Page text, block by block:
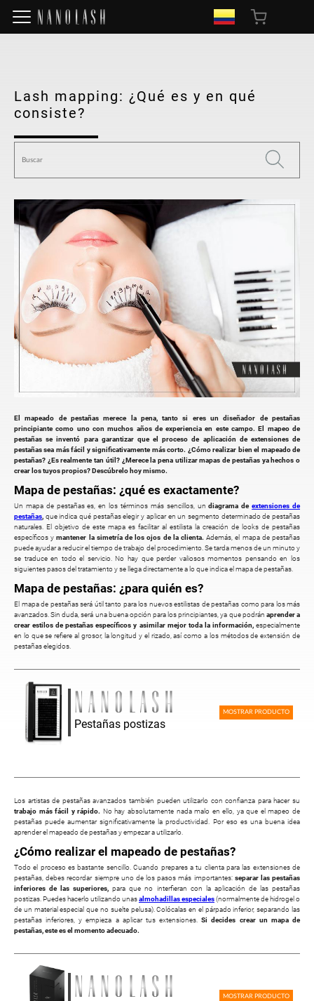
Lash mapping: ¿Qué es y en qué
consiste?
El mapeado de pestañas merece la pena, tanto si eres un diseñador de pestañas
principiante como uno con muchos años de experiencia en este campo. El mapeo de
pestañas se inventó para garantizar que el proceso de aplicación de extensiones de
pestañas sea más fácil y significativamente más corto. ¿Cómo realizar bien el mapeado de
pestañas? ¿Es realmente tan útil? ¿Merece la pena utilizar mapas de pestañas ya hechos o
crear los tuyos propios? Descúbrelo hoy mismo.
Mapa de pestañas: ¿qué es exactamente?
Un mapa de pestañas es, en los términos más sencillos, undiagrama deextensiones de
pestañas, que indica qué pestañas elegir y aplicar en un segmento determinado de pestañas
naturales. El objetivo de este mapa es facilitar al estilista la creación de looks de pestañas
específicos ymantener la simetría de los ojos de la clienta. Además, el mapa de pestañas
puede ayudar a reducir el tiempo de trabajo del procedimiento. Se tarda menos de un minuto y
se traduce en todo el servicio. No hay que perder valiosos momentos pensando en los
siguientes pasos del tratamiento y se llega directamente a lo que indica el mapa de pestañas.
Mapa de pestañas: ¿para quién es?
El mapa de pestañas será útil tanto para los nuevos estilistas de pestañas como para los más
avanzados. Sin duda, será una buena opción para los principiantes, ya que podrán aprender a
crear estilos de pestañas específicos y asimilar mejor toda la información,especialmente
en lo que se refiere al grosor, la longitud y el rizado, así como a los métodos de extensión de
pestañas elegidos.
Pestañas postizas
MOSTRAR PRODUCTO
Los artistas de pestañas avanzados también pueden utilizarlo con confianza para hacer su
trabajo más fácil y rápido. No hay absolutamente nada malo en ello, ya que el mapeo de
pestañas puede aumentar significativamente la productividad. Por eso es una buena idea
aprender el mapeado de pestañas y empezar a utilizarlo.
¿Cómo realizar el mapeado de pestañas?
Todo el proceso es bastante sencillo. Cuando prepares a tu clienta para las extensiones de
pestañas, debes recordar siempre uno de los pasos más importantes: separar las pestañas
inferiores de las superiores, para que no interfieran con la aplicación de las pestañas
postizas. Puedes hacerlo utilizando unasalmohadillas especiales(normalmente de hidrogel o
de un material especial que no suelte pelusa). Colócalas en el párpado inferior, separando las
pestañas inferiores, y empieza a aplicar tus extensiones.Si decides crear un mapa de
pestañas, este es el momento adecuado.
MOSTRAR PRODUCTO